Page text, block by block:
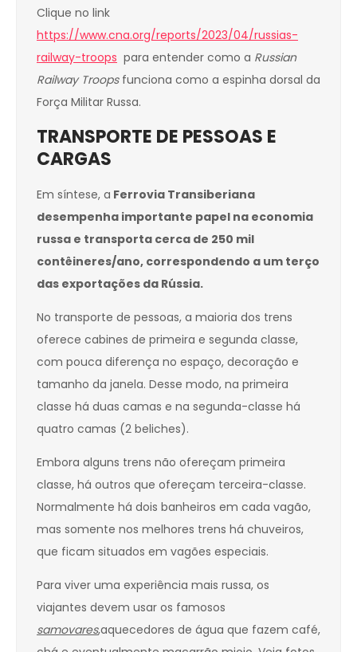
Clique no link
https://www.cna.org/reports/2023/04/russias-
railway-troops para entender como a Russian
Railway Troopsfunciona como a espinha dorsal da
Força Militar Russa.
TRANSPORTE DE PESSOAS E
CARGAS
Em síntese, a Ferrovia Transiberiana
desempenha importante papel na economia
russa e transporta cerca de 250 mil
contêineres/ano, correspondendo a um terço
das exportações da Rússia.
No transporte de pessoas, a maioria dos trens
oferece cabines de primeira e segunda classe,
com pouca diferença no espaço, decoração e
tamanho da janela. Desse modo, na primeira
classe há duas camas e na segunda-classe há
quatro camas (2 beliches).
Embora alguns trens não ofereçam primeira
classe, há outros que ofereçam terceira-classe.
Normalmente há dois banheiros em cada vagão,
mas somente nos melhores trens há chuveiros,
que ficam situados em vagões especiais.
Para viver uma experiência mais russa, os
viajantes devem usar os famosos
samovares,aquecedores de água que fazem café,